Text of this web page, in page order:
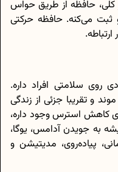
کلی، حافظه از طریق حواس
ثبت می‌کنه. حافظه حرکتی
روی سلامتی افراد داره.
و تقریبا جزئی از زندگی
کاهش استرس وجود داره،
به جویدن آدامس، یوگا،
پیاده‌روی، مدیتیشن و